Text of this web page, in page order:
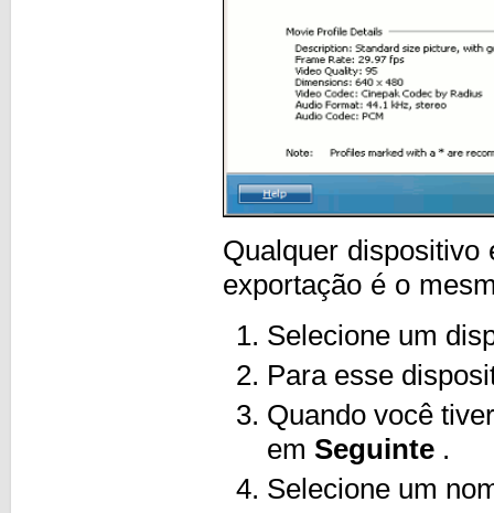
Qualquer dispositivo
exportação é o
Selecione um
Para esse
Quando você
em Seguinte .
Selecione um